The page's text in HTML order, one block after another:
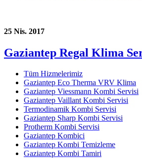
25 Nis. 2017
Gaziantep Regal Klima
Tüm Hizmelerimiz
Gaziantep Eco Therma VRV Klima
Gaziantep Viessmann Kombi Servisi
Gaziantep Vaillant Kombi Servisi
Termodinamik Kombi Servisi
Gaziantep Sharp Kombi Servisi
Protherm Kombi Servisi
Gaziantep Kombici
Gaziantep Kombi Temizleme
Gaziantep Kombi Tamiri